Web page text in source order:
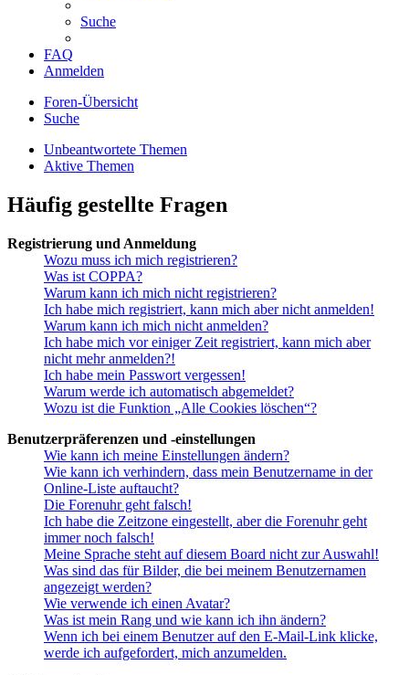
Suche
FAQ
Anmelden
Foren-Übersicht
Suche
Unbeantwortete Themen
Aktive Themen
Häufig gestellte Fragen
Registrierung und Anmeldung
Wozu muss ich mich registrieren?
Was ist COPPA?
Warum kann ich mich nicht registrieren?
Ich habe mich registriert, kann mich aber nicht anmelden!
Warum kann ich mich nicht anmelden?
Ich habe mich vor einiger Zeit registriert, kann mich aber
nicht mehr anmelden?!
Ich habe mein Passwort vergessen!
Warum werde ich automatisch abgemeldet?
Wozu ist die Funktion „Alle Cookies löschen“?
Benutzerpräferenzen und -einstellungen
Wie kann ich meine Einstellungen ändern?
Wie kann ich verhindern, dass mein Benutzername in der
Online-Liste auftaucht?
Die Forenuhr geht falsch!
Ich habe die Zeitzone eingestellt, aber die Forenuhr geht
immer noch falsch!
Meine Sprache steht auf diesem Board nicht zur Auswahl!
Was sind das für Bilder, die bei meinem Benutzernamen
angezeigt werden?
Wie verwende ich einen Avatar?
Was ist mein Rang und wie kann ich ihn ändern?
Wenn ich bei einem Benutzer auf den E-Mail-Link klicke,
werde ich aufgefordert, mich anzumelden.